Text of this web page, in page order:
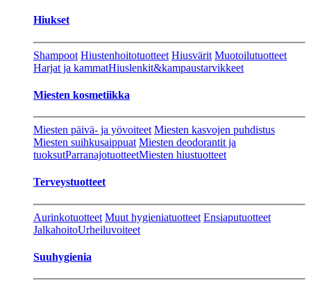
Hiukset
Shampoot Hiustenhoitotuotteet Hiusvärit Muotoilutuotteet
Harjat ja kammatHiuslenkit&kampaustarvikkeet
Miesten kosmetiikka
Miesten päivä- ja yövoiteet Miesten kasvojen puhdistus
Miesten suihkusaippuat Miesten deodorantit ja
tuoksutParranajotuotteetMiesten hiustuotteet
Terveystuotteet
Aurinkotuotteet Muut hygieniatuotteet Ensiaputuotteet
JalkahoitoUrheiluvoiteet
Suuhygienia